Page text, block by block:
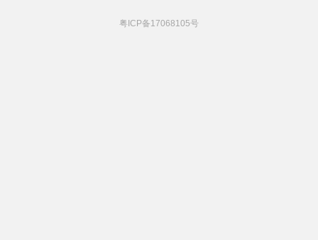
粤ICP备17068105号